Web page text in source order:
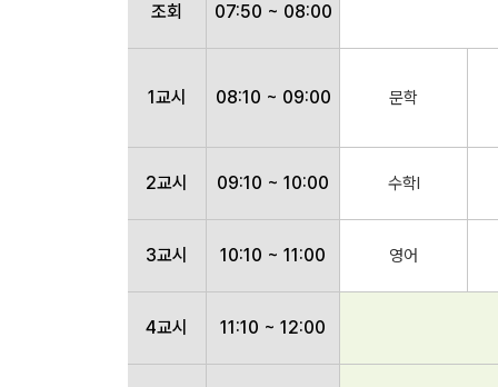
조회 07:50 ~ 08:00
1교시 08:10 ~ 09:00 문학
2교시 09:10 ~ 10:00 수학Ⅰ
3교시 10:10 ~ 11:00 영어
4교시 11:10 ~ 12:00